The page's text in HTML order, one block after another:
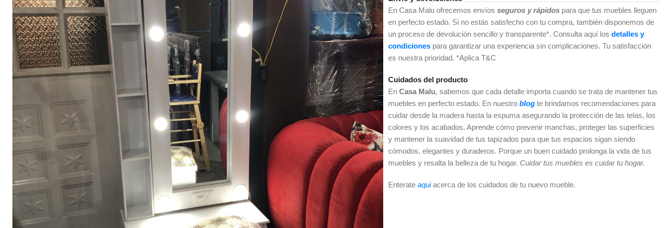
En Casa Malu ofrecemos envíosseguros y rápidos para que tus muebles lleguen
en perfecto estado. Si no estás satisfecho con tu compra, también disponemos de
un proceso de devolución sencillo y transparente*. Consulta aquí losdetalles y
condiciones para garantizar una experiencia sin complicaciones. Tu satisfacción
es nuestra prioridad. *Aplica T&C
Cuidados del producto
EnCasa Malu, sabemos que cada detalle importa cuando se trata de mantener tus
muebles en perfecto estado. En nuestroblogte brindamos recomendaciones para
cuidar desde la madera hasta la espuma asegurando la protección de las telas, los
colores y los acabados. Aprende cómo prevenir manchas, proteger las superficies
y mantener la suavidad de tus tapizados para que tus espacios sigan siendo
cómodos, elegantes y duraderos. Porque un buen cuidado prolonga la vida de tus
muebles y resalta la belleza de tu hogar. Cuidar tus muebles es cuidar tu hogar.
Enterateaqui acerca de los cuidados de tu nuevo mueble.